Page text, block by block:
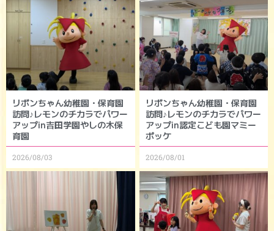
リボンちゃん幼稚園・保育園
訪問♪レモンのチカラでパワー
アップin吉田学園やしの木保
育園
2026/08/03
リボンちゃん幼稚園・保育園
訪問♪レモンのチカラでパワー
アップin認定こども園マミー
ポッケ
2026/08/01